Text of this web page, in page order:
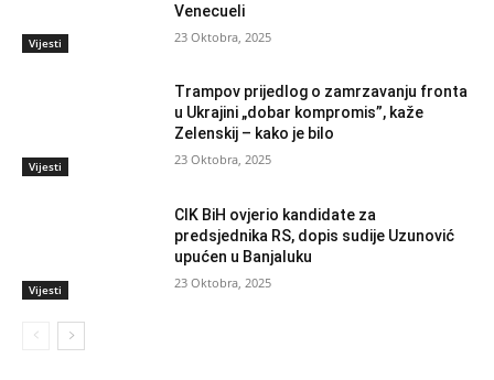
Vijesti
Venecueli
23 Oktobra, 2025
Vijesti
Trampov prijedlog o zamrzavanju fronta
u Ukrajini „dobar kompromis”, kaže
Zelenskij – kako je bilo
23 Oktobra, 2025
Vijesti
CIK BiH ovjerio kandidate za
predsjednika RS, dopis sudije Uzunović
upućen u Banjaluku
23 Oktobra, 2025